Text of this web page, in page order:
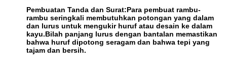
Pembuatan Tanda dan Surat:Para pembuat rambu-
rambu seringkali membutuhkan potongan yang dalam
dan lurus untuk mengukir huruf atau desain ke dalam
kayu.Bilah panjang lurus dengan bantalan memastikan
bahwa huruf dipotong seragam dan bahwa tepi yang
tajam dan bersih.